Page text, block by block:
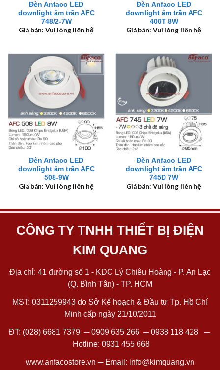
Đèn Anfaco LED
downlight âm trần AFC
748/2-7W
Giá bán: Vui lòng liên hệ
Đèn Anfaco LED
downlight âm trần AFC
400T 8W
Giá bán: Vui lòng liên hệ
Đèn Anfaco LED
downlight âm trần AFC
508-9W
Giá bán: Vui lòng liên hệ
Đèn Anfaco LED
downlight âm trần AFC
745D 7W
Giá bán: Vui lòng liên hệ
CÔNG TY TNHH THIẾT BỊ ĐIỆN
KIM QUANG
Địa chỉ: 41 đường số 1 - KDC Lý Chiêu Hoàng - P. An Lạc
(Q. Bình Tân) - TP. HCM
MST: 0311259943 do Sở Kế hoạch & Đầu tư Tp. Hồ Chí
Minh cấp ngày 21/10/2011
ĐT: (028) 6681 7379 ─0909 635 266─0938 118 428─
Hotline: 0931 455 668
www.anfacostore.vn ─ Email: info@kimquang.vn